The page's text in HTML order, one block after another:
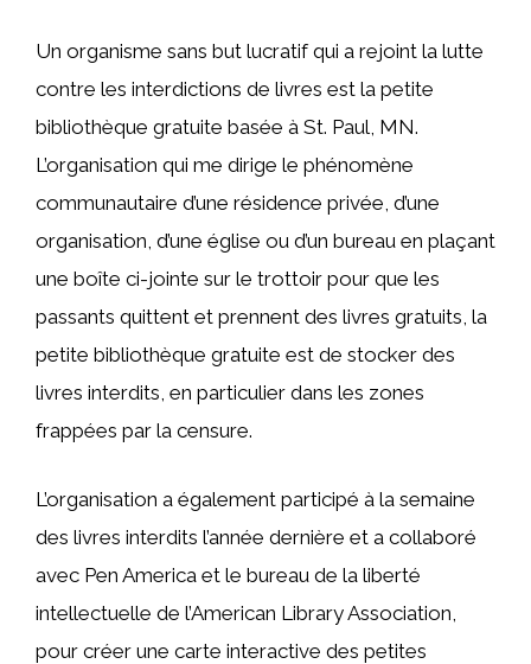
Un organisme sans but lucratif qui a rejoint la lutte
contre les interdictions de livres est la petite
bibliothèque gratuite basée à St. Paul, MN.
L’organisation qui me dirige le phénomène
communautaire d’une résidence privée, d’une
organisation, d’une église ou d’un bureau en plaçant
une boîte ci-jointe sur le trottoir pour que les
passants quittent et prennent des livres gratuits, la
petite bibliothèque gratuite est de stocker des
livres interdits, en particulier dans les zones
frappées par la censure.
L’organisation a également participé à la semaine
des livres interdits l’année dernière et a collaboré
avec Pen America et le bureau de la liberté
intellectuelle de l’American Library Association,
pour créer une carte interactive des petites